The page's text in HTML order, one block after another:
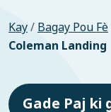
Kay/ Bagay Pou Fè
Coleman Landing
Gade Paj ki